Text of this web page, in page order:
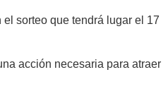
sorteo que tendrá lugar el 17
acción necesaria para atraer